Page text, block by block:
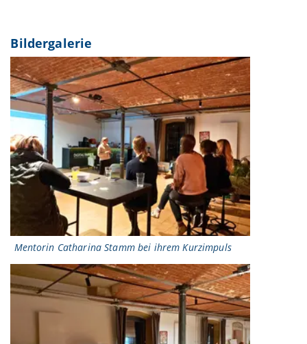
Bildergalerie
Mentorin Catharina Stamm bei ihrem Kurzimpuls